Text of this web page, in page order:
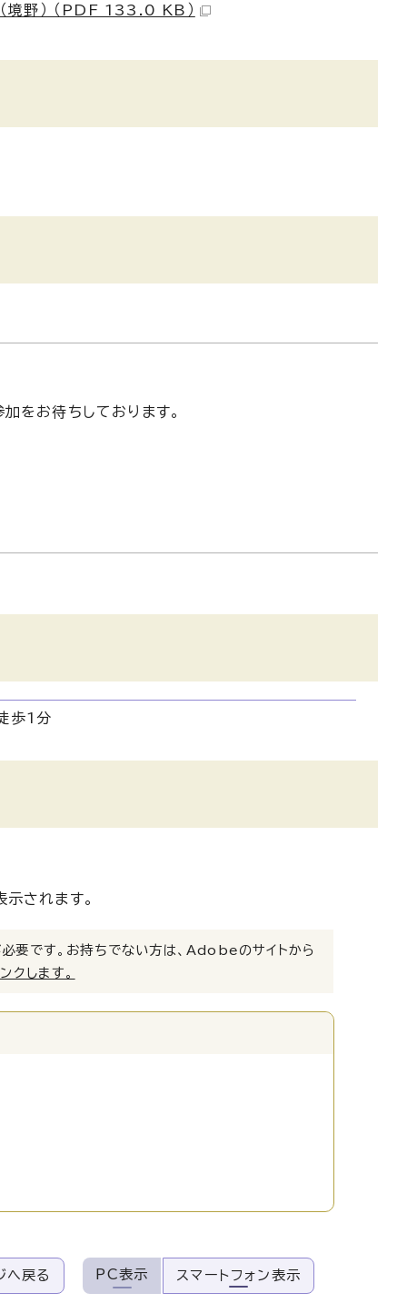
境野） （PDF 133.0 KB）
をお待ちしております。
歩1分
されます。
要です。お持ちでない方は、Adobeのサイトから
クします。
へ戻る PC表示 スマートフォン表示